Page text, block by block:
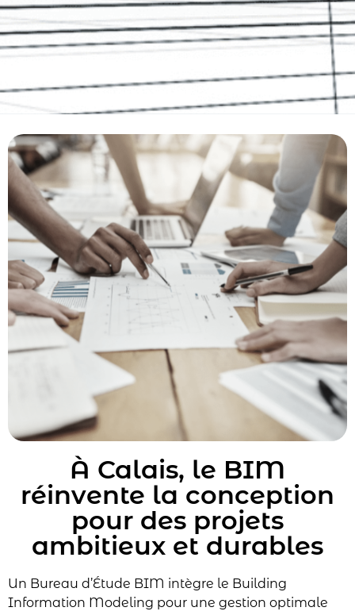
À Calais, le BIM
réinvente la conception
pour des projets
ambitieux et durables
Un Bureau d’Étude BIM intègre le Building
Information Modeling pour une gestion optimale